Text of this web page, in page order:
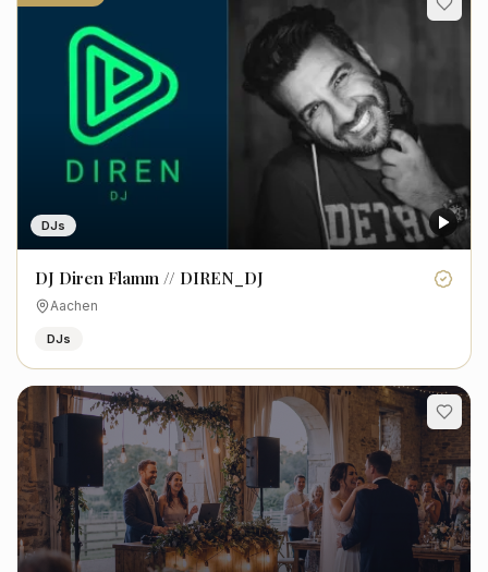
DJs
DJ Diren Flamm // DIREN_DJ
Aachen
DJs